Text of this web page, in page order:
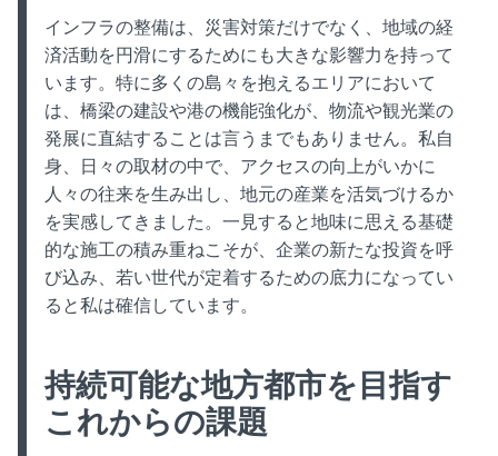
インフラの整備は、災害対策だけでなく、地域の経
済活動を円滑にするためにも大きな影響力を持って
います。特に多くの島々を抱えるエリアにおいて
は、橋梁の建設や港の機能強化が、物流や観光業の
発展に直結することは言うまでもありません。私自
身、日々の取材の中で、アクセスの向上がいかに
人々の往来を生み出し、地元の産業を活気づけるか
を実感してきました。一見すると地味に思える基礎
的な施工の積み重ねこそが、企業の新たな投資を呼
び込み、若い世代が定着するための底力になってい
ると私は確信しています。
持続可能な地方都市を目指す
これからの課題